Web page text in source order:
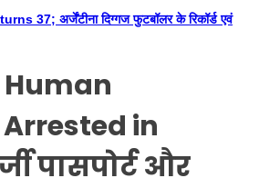
37; अर्जेंटीना दिग्गज फुटबॉलर के रिकॉर्ड एवं
Human
in
पासपोर्ट और